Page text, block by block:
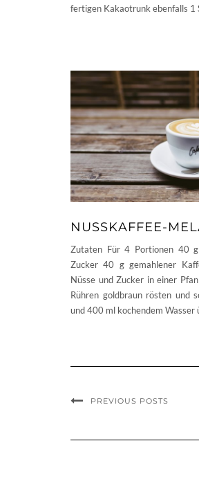
fertigen Kakaotrunk ebenfalls 1
NUSSKAFFEE-
Zutaten Für 4 Portionen 40
Zucker 40 g gemahlener
Nüsse und Zucker in einer
Rühren goldbraun rösten und
und 400 ml kochendem
PREVIOUS POSTS